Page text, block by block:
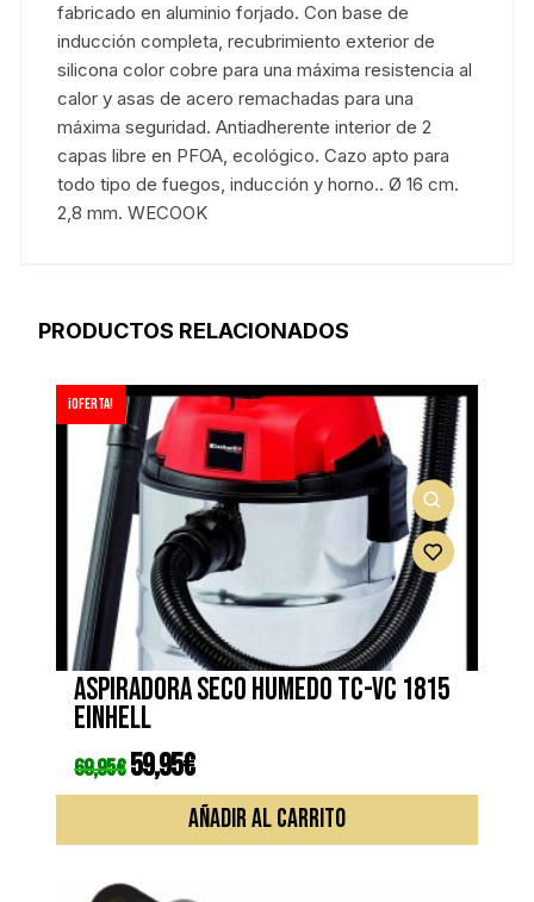
fabricado en aluminio forjado. Con base de
inducción completa, recubrimiento exterior de
silicona color cobre para una máxima resistencia al
calor y asas de acero remachadas para una
máxima seguridad. Antiadherente interior de 2
capas libre en PFOA, ecológico. Cazo apto para
todo tipo de fuegos, inducción y horno.. Ø 16 cm.
2,8 mm. WECOOK
PRODUCTOS RELACIONADOS
¡Oferta!
Aspiradora seco humedo TC-VC 1815
EINHELL
69,95€ El
precio
original
59,95€El
precio
actual
es:
59,95€.
AÑADIR AL CARRITO